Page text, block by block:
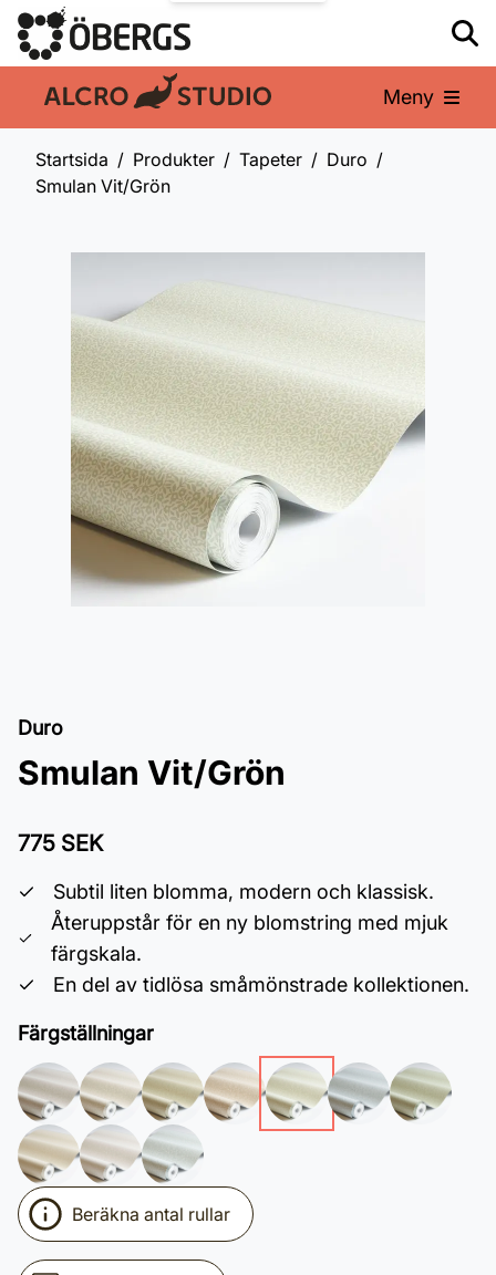
En del av: Meny
Startsida Produkter Tapeter
Duro
Smulan Vit/Grön
Duro
Smulan Vit/Grön
775 SEK
Subtil liten blomma, modern och klassisk.
Återuppstår för en ny blomstring med mjuk
färgskala.
En del av tidlösa småmönstrade kollektionen.
Färgställningar
Beräkna antal rullar